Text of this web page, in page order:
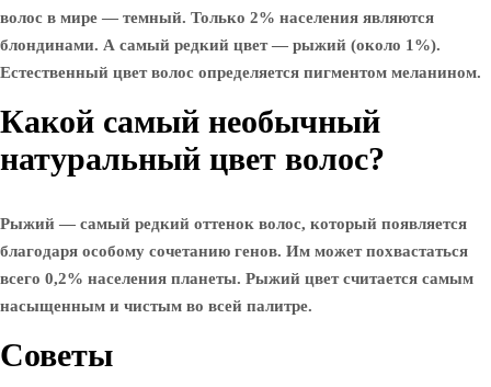
волос в мире — темный. Только 2% населения являются
блондинами. А самый редкий цвет — рыжий (около 1%).
Естественный цвет волос определяется пигментом меланином.
Какой самый необычный
натуральный цвет волос?
Рыжий — самый редкий оттенок волос, который появляется
благодаря особому сочетанию генов. Им может похвастаться
всего 0,2% населения планеты. Рыжий цвет считается самым
насыщенным и чистым во всей палитре.
Советы